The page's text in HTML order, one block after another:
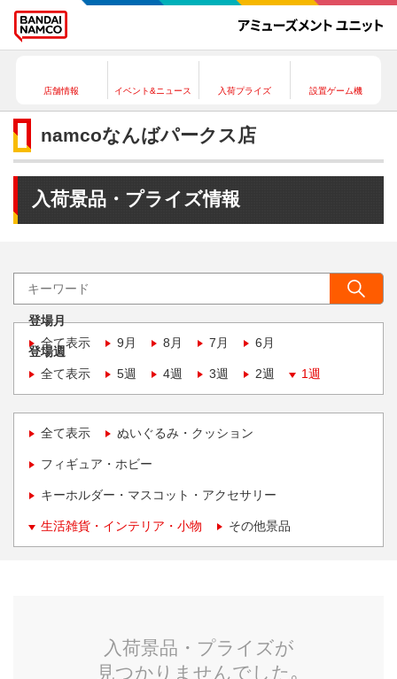
店舗情報 イベント&ニュース 入荷プライズ 設置ゲーム機
namcoなんばパークス店
入荷景品・プライズ情報
登場月
全て表示
9月 8月 7月 6月
登場週
全て表示
5週 4週 3週 2週 1週
全て表示 ぬいぐるみ・クッション
フィギュア・ホビー
キーホルダー・マスコット・アクセサリー
生活雑貨・インテリア・小物 その他景品